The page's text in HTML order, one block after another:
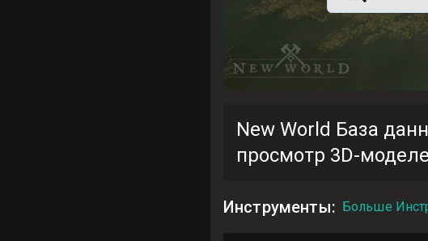
New World База
просмотр 3D-
Инструменты: Больше